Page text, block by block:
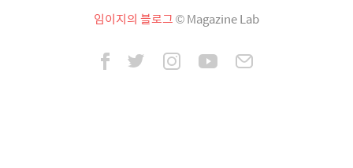
임이지의 블로그© Magazine Lab